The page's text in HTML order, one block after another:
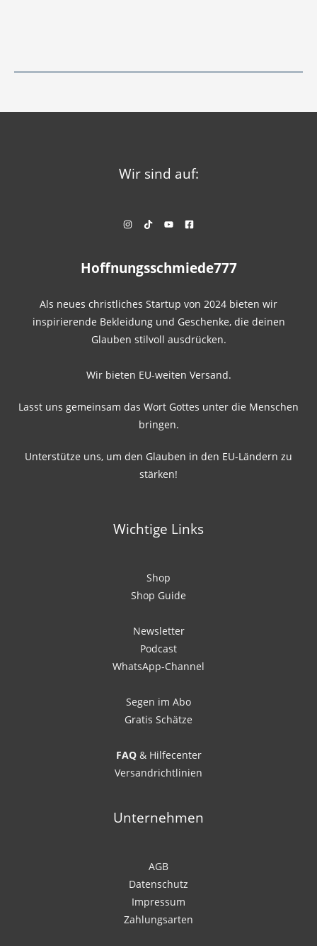
Wir sind auf:
Hoffnungsschmiede777
Als neues christliches Startup von 2024 bieten wir
inspirierende Bekleidung und Geschenke, die deinen
Glauben stilvoll ausdrücken.
Wir bieten EU-weiten Versand.
Lasst uns gemeinsam das Wort Gottes unter die Menschen
bringen.
Unterstütze uns, um den Glauben in den EU-Ländern zu
stärken!
Wichtige Links
Shop
Shop Guide
Newsletter
Podcast
WhatsApp-Channel
Segen im Abo
Gratis Schätze
FAQ& Hilfecenter
Versandrichtlinien
Unternehmen
AGB
Datenschutz
Impressum
Zahlungsarten